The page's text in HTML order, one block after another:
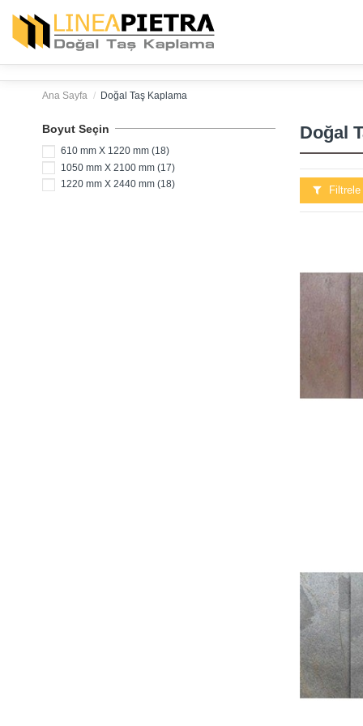
Ana Sayfa Doğal Taş Kaplama
Doğal
Filtrele
Boyut Seçin
610 mm X 1220 mm (18)
1050 mm X 2100 mm (17)
1220 mm X 2440 mm (18)